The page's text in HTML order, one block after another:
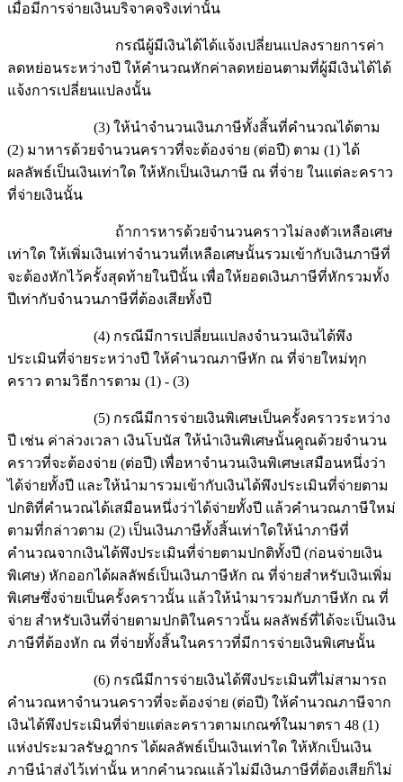
เมื่อมีการจ่ายเงินบริจาคจริงเท่านั้น
กรณีผู้มีเงินได้ได้แจ้งเปลี่ยนแปลงรายการค่า
ลดหย่อนระหว่างปี ให้คำนวณหักค่าลดหย่อนตามที่ผู้มีเงินได้ได้
แจ้งการเปลี่ยนแปลงนั้น
(3) ให้นำจำนวนเงินภาษีทั้งสิ้นที่คำนวณได้ตาม
(2) มาหารด้วยจำนวนคราวที่จะต้องจ่าย (ต่อปี) ตาม (1) ได้
ผลลัพธ์เป็นเงินเท่าใด ให้หักเป็นเงินภาษี ณ ที่จ่าย ในแต่ละคราว
ที่จ่ายเงินนั้น
ถ้าการหารด้วยจำนวนคราวไม่ลงตัวเหลือเศษ
เท่าใด ให้เพิ่มเงินเท่าจำนวนที่เหลือเศษนั้นรวมเข้ากับเงินภาษีที่
จะต้องหักไว้ครั้งสุดท้ายในปีนั้น เพื่อให้ยอดเงินภาษีที่หักรวมทั้ง
ปีเท่ากับจำนวนภาษีที่ต้องเสียทั้งปี
(4) กรณีมีการเปลี่ยนแปลงจำนวนเงินได้พึง
ประเมินที่จ่ายระหว่างปี ให้คำนวณภาษีหัก ณ ที่จ่ายใหม่ทุก
คราว ตามวิธีการตาม (1) - (3)
(5) กรณีมีการจ่ายเงินพิเศษเป็นครั้งคราวระหว่าง
ปี เช่น ค่าล่วงเวลา เงินโบนัส ให้นำเงินพิเศษนั้นคูณด้วยจำนวน
คราวที่จะต้องจ่าย (ต่อปี) เพื่อหาจำนวนเงินพิเศษเสมือนหนึ่งว่า
ได้จ่ายทั้งปี และให้นำมารวมเข้ากับเงินได้พึงประเมินที่จ่ายตาม
ปกติที่คำนวณได้เสมือนหนึ่งว่าได้จ่ายทั้งปี แล้วคำนวณภาษีใหม่
ตามที่กล่าวตาม (2) เป็นเงินภาษีทั้งสิ้นเท่าใดให้นำภาษีที่
คำนวณจากเงินได้พึงประเมินที่จ่ายตามปกติทั้งปี (ก่อนจ่ายเงิน
พิเศษ) หักออกได้ผลลัพธ์เป็นเงินภาษีหัก ณ ที่จ่ายสำหรับเงินเพิ่ม
พิเศษซึ่งจ่ายเป็นครั้งคราวนั้น แล้วให้นำมารวมกับภาษีหัก ณ ที่
จ่าย สำหรับเงินที่จ่ายตามปกติในคราวนั้น ผลลัพธ์ที่ได้จะเป็นเงิน
ภาษีที่ต้องหัก ณ ที่จ่ายทั้งสิ้นในคราวที่มีการจ่ายเงินพิเศษนั้น
(6) กรณีมีการจ่ายเงินได้พึงประเมินที่ไม่สามารถ
คำนวณหาจำนวนคราวที่จะต้องจ่าย (ต่อปี) ให้คำนวณภาษีจาก
เงินได้พึงประเมินที่จ่ายแต่ละคราวตามเกณฑ์ในมาตรา 48 (1)
แห่งประมวลรัษฎากร ได้ผลลัพธ์เป็นเงินเท่าใด ให้หักเป็นเงิน
ภาษีนำส่งไว้เท่านั้น หากคำนวณแล้วไม่มีเงินภาษีที่ต้องเสียก็ไม่